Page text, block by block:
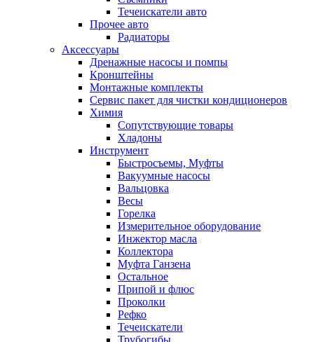
Течеискатели авто
Прочее авто
Радиаторы
Аксессуары
Дренажные насосы и помпы
Кронштейны
Монтажные комплекты
Сервис пакет для чистки кондиционеров
Химия
Сопутствующие товары
Хладоны
Инструмент
Быстросъемы, Муфты
Вакуумные насосы
Вальцовка
Весы
Горелка
Измерительное оборудование
Инжектор масла
Коллектора
Муфта Ганзена
Остальное
Припой и флюс
Проколки
Рефко
Течеискатели
Трубогибы